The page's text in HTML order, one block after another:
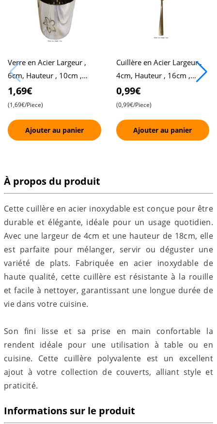
Verre en Acier Largeur ,
6cm, Hauteur , 10cm ,
Vaisselle Durable et
Élégante , Parfait pour un
1,69€
(1,69€/Piece)
Ajouter au panier
Cuillère en Acier Largeur ,
4cm, Hauteur , 16cm ,
Durable et Élégante
0,99€
(0,99€/Piece)
Ajouter au panier
À propos du produit
Cette cuillère en acier inoxydable est conçue pour être
durable et élégante, idéale pour un usage quotidien.
Avec une largeur de 4cm et une hauteur de 18cm, elle
est parfaite pour mélanger, servir ou déguster une
variété de plats. Fabriquée en acier inoxydable de
haute qualité, cette cuillère est résistante à la rouille
et facile à nettoyer, garantissant une longue durée de
vie dans votre cuisine.
Son fini lisse et sa prise en main confortable la
rendent idéale pour une utilisation à table ou en
cuisine. Cette cuillère polyvalente est un excellent
ajout à votre collection de couverts, alliant style et
praticité.
Informations sur le produit